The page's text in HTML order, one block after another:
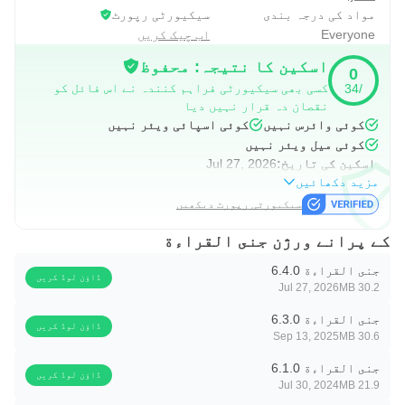
مواد کی درجہ بندی
Everyone
سیکیورٹی رپورٹ
اب چیک کریں
0
/34
اسکین کا نتیجہ: محفوظ
کسی بھی سیکیورٹی فراہم کنندہ نے اس فائل کو
نقصان دہ قرار نہیں دیا
کوئی وائرس نہیں
کوئی اسپائی ویئر نہیں
کوئی میل ویئر نہیں
اسکین کی تاریخ:Jul 27, 2026
مزید دکھائیں
سیکیورٹی رپورٹ دیکھیں
کے پرانے ورژن جنى القراءة
جنى القراءة 6.4.0
30.2 MB
Jul 27, 2026
ڈاؤن لوڈ کریں
جنى القراءة 6.3.0
30.6 MB
Sep 13, 2025
ڈاؤن لوڈ کریں
جنى القراءة 6.1.0
21.9 MB
Jul 30, 2024
ڈاؤن لوڈ کریں